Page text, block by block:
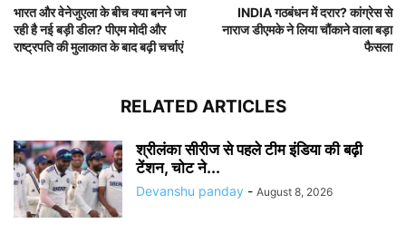
भारत और वेनेजुएला के बीच क्या बनने जा
रही है नई बड़ी डील? पीएम मोदी और
राष्ट्रपति की मुलाकात के बाद बढ़ी चर्चाएं
INDIA गठबंधन में दरार? कांग्रेस से
नाराज डीएमके ने लिया चौंकाने वाला बड़ा
फैसला
RELATED ARTICLES
श्रीलंका सीरीज से पहले टीम इंडिया की बढ़ी
टेंशन, चोट ने...
Devanshu panday - August 8, 2026